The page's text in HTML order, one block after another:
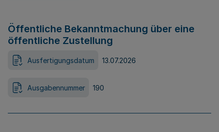
Öffentliche Bekanntmachung über eine
öffentliche Zustellung
Ausfertigungsdatum 13.07.2026
Ausgabennummer 190